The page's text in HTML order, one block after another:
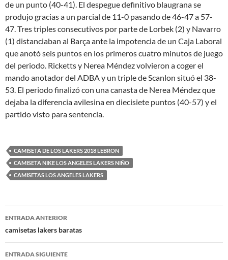
de un punto (40-41). El despegue definitivo blaugrana se
produjo gracias a un parcial de 11-0 pasando de 46-47 a 57-
47. Tres triples consecutivos por parte de Lorbek (2) y Navarro
(1) distanciaban al Barça ante la impotencia de un Caja Laboral
que anotó seis puntos en los primeros cuatro minutos de juego
del periodo. Ricketts y Nerea Méndez volvieron a coger el
mando anotador del ADBA y un triple de Scanlon situó el 38-
53. El periodo finalizó con una canasta de Nerea Méndez que
dejaba la diferencia avilesina en diecisiete puntos (40-57) y el
partido visto para sentencia.
CAMISETA DE LOS LAKERS 2018 LEBRON
CAMISETA NIKE LOS ANGELES LAKERS NIÑO
CAMISETAS LOS ANGELES LAKERS
Navegación
de
entradas
ENTRADA ANTERIOR
camisetas lakers baratas
ENTRADA SIGUIENTE